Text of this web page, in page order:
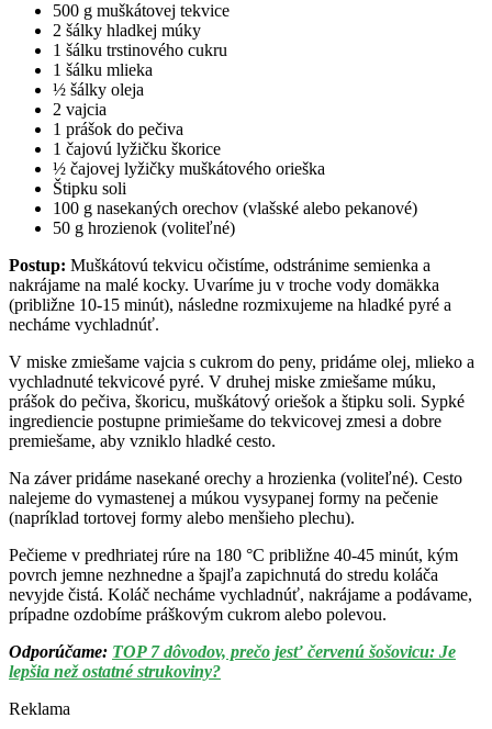
500 g muškátovej tekvice
2 šálky hladkej múky
1 šálku trstinového cukru
1 šálku mlieka
½ šálky oleja
2 vajcia
1 prášok do pečiva
1 čajovú lyžičku škorice
½ čajovej lyžičky muškátového orieška
Štipku soli
100 g nasekaných orechov (vlašské alebo pekanové)
50 g hrozienok (voliteľné)
Postup: Muškátovú tekvicu očistíme, odstránime semienka a
nakrájame na malé kocky. Uvaríme ju v troche vody domäkka
(približne 10-15 minút), následne rozmixujeme na hladké pyré a
necháme vychladnúť.
V miske zmiešame vajcia s cukrom do peny, pridáme olej, mlieko a
vychladnuté tekvicové pyré. V druhej miske zmiešame múku,
prášok do pečiva, škoricu, muškátový oriešok a štipku soli. Sypké
ingrediencie postupne primiešame do tekvicovej zmesi a dobre
premiešame, aby vzniklo hladké cesto.
Na záver pridáme nasekané orechy a hrozienka (voliteľné). Cesto
nalejeme do vymastenej a múkou vysypanej formy na pečenie
(napríklad tortovej formy alebo menšieho plechu).
Pečieme v predhriatej rúre na 180 °C približne 40-45 minút, kým
povrch jemne nezhnedne a špajľa zapichnutá do stredu koláča
nevyjde čistá. Koláč necháme vychladnúť, nakrájame a podávame,
prípadne ozdobíme práškovým cukrom alebo polevou.
Odporúčame: TOP 7 dôvodov, prečo jesť červenú šošovicu: Je
lepšia než ostatné strukoviny?
Reklama